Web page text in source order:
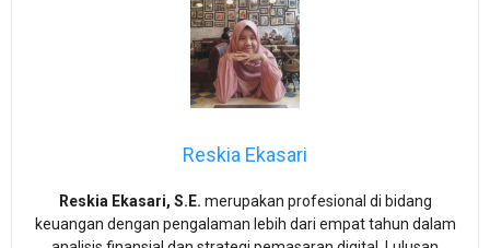
Reskia Ekasari
Reskia Ekasari, S.E. merupakan profesional di bidang
keuangan dengan pengalaman lebih dari empat tahun dalam